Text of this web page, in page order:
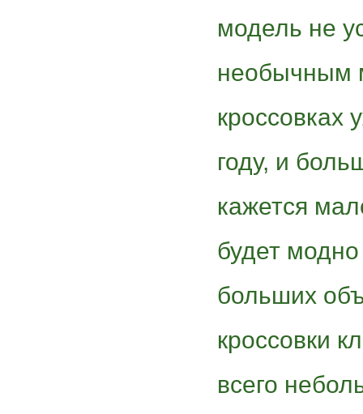
модель не
необычным
кроссовках
году, и
кажется
будет
больших
кроссовки
всего